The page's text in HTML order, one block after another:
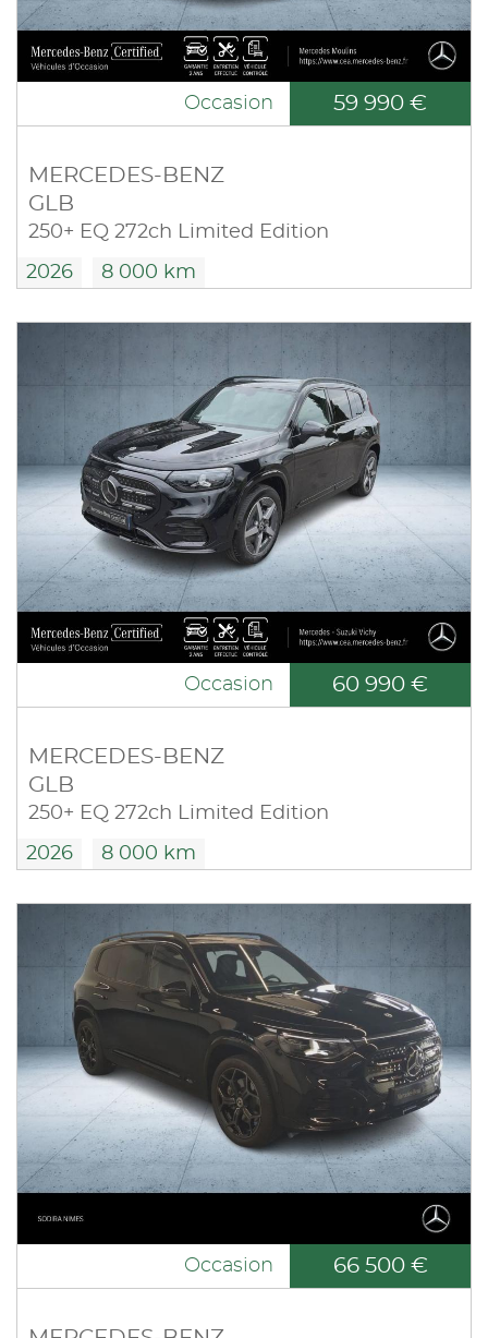
Occasion 59 990 €
MERCEDES-BENZ
GLB
250+ EQ 272ch Limited Edition
2026 8 000 km
Occasion 60 990 €
MERCEDES-BENZ
GLB
250+ EQ 272ch Limited Edition
2026 8 000 km
Occasion 66 500 €